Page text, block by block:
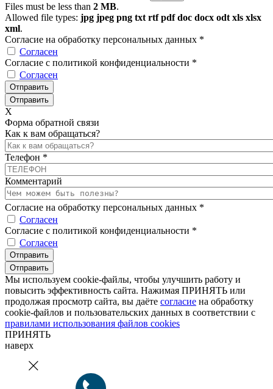
Files must be less than 2 MB.
Allowed file types: jpg jpeg png txt rtf pdf doc docx odt xls xlsx
xml.
Согласие на обработку персональных данных *
Согласен
Согласие с политикой конфиденциальности *
Согласен
X
Форма обратной связи
Как к вам обращаться?
Телефон *
Комментарий
Согласие на обработку персональных данных *
Согласен
Согласие с политикой конфиденциальности *
Согласен
Мы используем cookie-файлы, чтобы улучшить работу и
повысить эффективность сайта. Нажимая ПРИНЯТЬ или
продолжая просмотр сайта, вы даёте согласие на обработку
cookie-файлов и пользовательских данных в соответствии с
правилами использования файлов cookies
ПРИНЯТЬ
наверх